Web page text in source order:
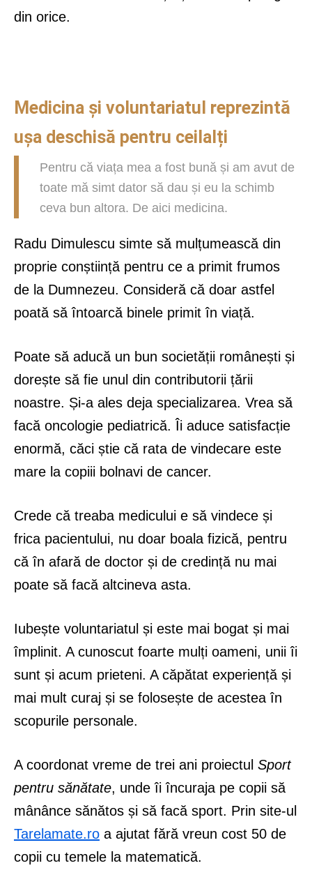
din orice.
Medicina și voluntariatul reprezintă
ușa deschisă pentru ceilalți
Pentru că viața mea a fost bună și am avut de
toate mă simt dator să dau și eu la schimb
ceva bun altora. De aici medicina.
Radu Dimulescu simte să mulțumească din
proprie conștiință pentru ce a primit frumos
de la Dumnezeu. Consideră că doar astfel
poată să întoarcă binele primit în viață.
Poate să aducă un bun societății românești și
dorește să fie unul din contributorii țării
noastre. Și-a ales deja specializarea. Vrea să
facă oncologie pediatrică. Îi aduce satisfacție
enormă, căci știe că rata de vindecare este
mare la copiii bolnavi de cancer.
Crede că treaba medicului e să vindece și
frica pacientului, nu doar boala fizică, pentru
că în afară de doctor și de credință nu mai
poate să facă altcineva asta.
Iubește voluntariatul și este mai bogat și mai
împlinit. A cunoscut foarte mulți oameni, unii îi
sunt și acum prieteni. A căpătat experiență și
mai mult curaj și se folosește de acestea în
scopurile personale.
A coordonat vreme de trei ani proiectul Sport
pentru sănătate, unde îi încuraja pe copii să
mânânce sănătos și să facă sport. Prin site-ul
Tarelamate.ro a ajutat fără vreun cost 50 de
copii cu temele la matematică.